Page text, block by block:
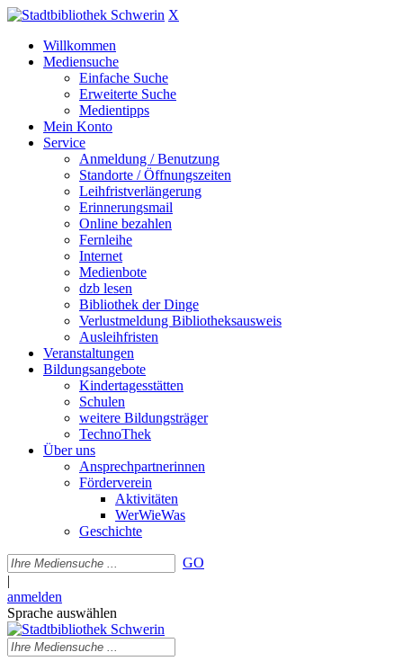
X
Willkommen
Mediensuche
Einfache Suche
Erweiterte Suche
Medientipps
Mein Konto
Service
Anmeldung / Benutzung
Standorte / Öffnungszeiten
Leihfristverlängerung
Erinnerungsmail
Online bezahlen
Fernleihe
Internet
Medienbote
dzb lesen
Bibliothek der Dinge
Verlustmeldung Bibliotheksausweis
Ausleihfristen
Veranstaltungen
Bildungsangebote
Kindertagesstätten
Schulen
weitere Bildungsträger
TechnoThek
Über uns
Ansprechpartnerinnen
Förderverein
Aktivitäten
WerWieWas
Geschichte
GO
|
anmelden
Sprache auswählen